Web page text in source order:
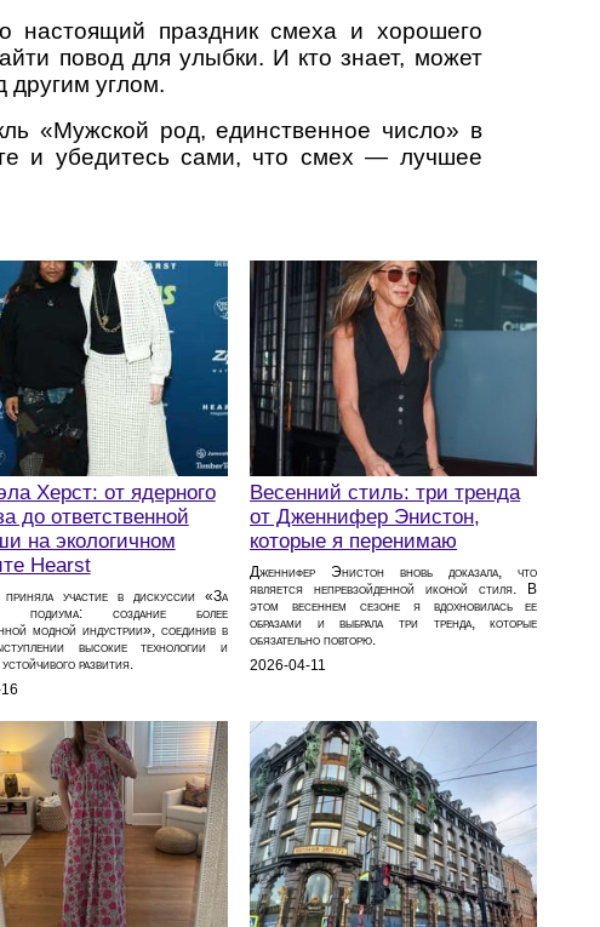
настоящий праздник смеха и хорошего
повод для улыбки. И кто знает, может
другим углом.
«Мужской род, единственное число» в
и убедитесь сами, что смех — лучшее
Херст: от ядерного
до ответственной
на экологичном
Hearst
приняла участие в дискуссии «За
подиума: создание более
модной индустрии», соединив в
высокие технологии и
развития.
Весенний стиль: три тренда
от Дженнифер Энистон,
которые я перенимаю
Дженнифер Энистон вновь доказала, что
является непревзойденной иконой стиля. В
этом весеннем сезоне я вдохновилась ее
образами и выбрала три тренда, которые
обязательно повторю.
2026-04-11